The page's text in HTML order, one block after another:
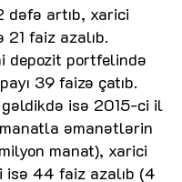
dəfə artıb, xarici
faiz azalıb.
depozit portfelində
39 faizə çatıb.
isə 2015-ci il
əmanətlərin
manat), xarici
44 faiz azalıb (4